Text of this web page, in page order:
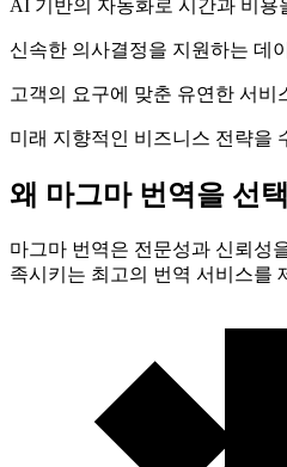
AI 기반의 자동화로 시간과 비용
신속한 의사결정을 지원하는 데
고객의 요구에 맞춘 유연한 서비
미래 지향적인 비즈니스 전략을
왜 마그마 번역을 선
마그마 번역은 전문성과 신뢰성
족시키는 최고의 번역 서비스를